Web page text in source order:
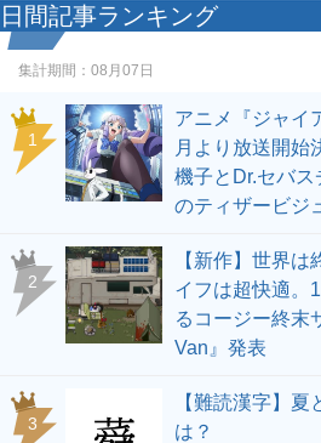
日間記事ランキング
集計期間： 08月07日
1
アニメ『ジャイ
月より放送開始
機子とDr.セバ
のティザービジ
2
【新作】世界
イフは超快適。
るコージー終末
Van』発表
3
【難読漢字】夏
は？